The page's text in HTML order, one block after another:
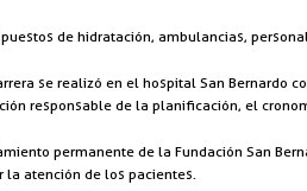
de hidratación, ambulancias,
se realizó en el hospital San Bernardo
responsable de la planificación, el
permanente de la Fundación San
la atención de los pacientes.